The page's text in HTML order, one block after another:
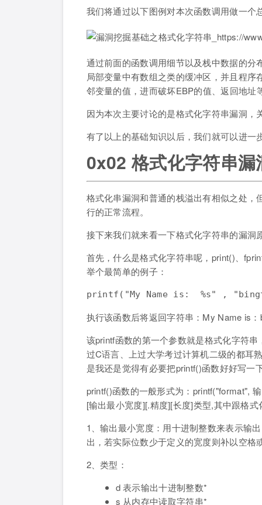
我们将通过以下图例对本次函数调用做一个
通过前面的函数调用细节以及栈中数据的
局部变量中有数组之类的缓冲区，并且程
邻变量的值，进而破坏EBP的值、返回地址
因为本次主要讨论的是格式化字符串漏洞
有了以上的基础知识以后，我们就可以进一
0x02 格式化字符串漏
格式化串漏洞和普通的栈溢出有相似之处
行的正常流程。
接下来我们就来看一下格式化字符串的漏洞
首先，什么是格式化字符串呢，print()、
举个最简单的例子：
执行该函数后将返回字符串：My Name is
该printf函数的第一个参数就是格式化字符
过C语言、上过大学考过计算机二级的都耳
是我还是觉得有必要把printf()函数好好写一
printf()函数的一般形式为：printf("format",
[输出最小宽度][.精度][长度]类型,其中跟格
1、输出最小宽度：用十进制整数来表示输
出，若实际位数少于定义的宽度则补以空格
2、类型：
d 表示输出十进制整数*
s 从内存中读取字符串*